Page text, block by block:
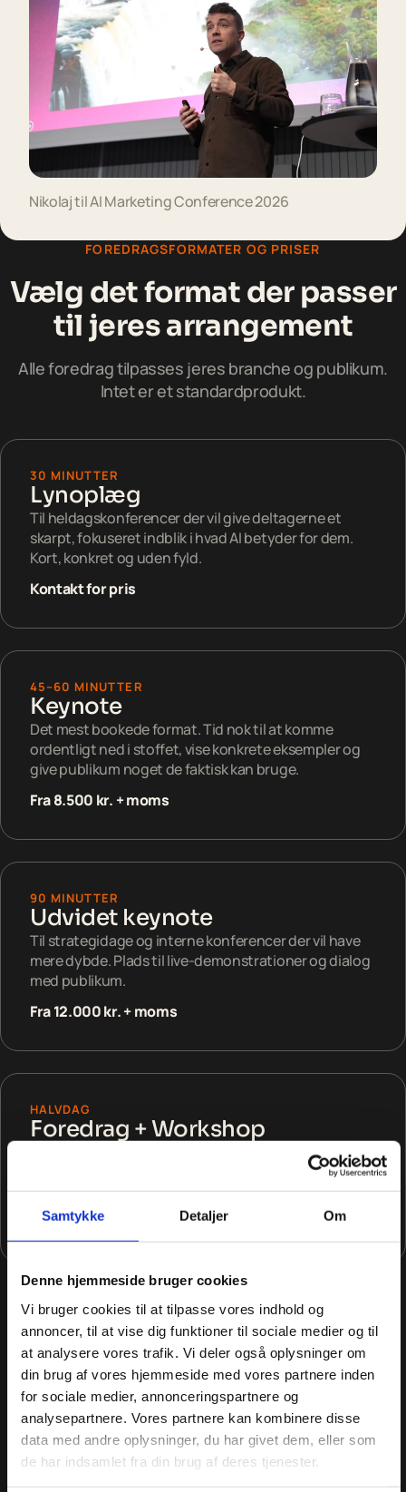
Samtykke Detaljer Om
Denne hjemmeside bruger cookies
Vi bruger cookies til at tilpasse vores indhold og
annoncer, til at vise dig funktioner til sociale medier og til
at analysere vores trafik. Vi deler også oplysninger om
din brug af vores hjemmeside med vores partnere inden
for sociale medier, annonceringspartnere og
analysepartnere. Vores partnere kan kombinere disse
data med andre oplysninger, du har givet dem, eller som
de har indsamlet fra din brug af deres tjenester.
Nikolaj til AI Marketing Conference 2026
FOREDRAGSFORMATER OG PRISER
Vælg det format der passer
til jeres arrangement
Alle foredrag tilpasses jeres branche og publikum.
Intet er et standardprodukt.
30 MINUTTER
Lynoplæg
Til heldagskonferencer der vil give deltagerne et
skarpt, fokuseret indblik i hvad AI betyder for dem.
Kort, konkret og uden fyld.
Kontakt for pris
45–60 MINUTTER
Keynote
Det mest bookede format. Tid nok til at komme
ordentligt ned i stoffet, vise konkrete eksempler og
give publikum noget de faktisk kan bruge.
Fra 8.500 kr. + moms
90 MINUTTER
Udvidet keynote
Til strategidage og interne konferencer der vil have
mere dybde. Plads til live-demonstrationer og dialog
med publikum.
Fra 12.000 kr. + moms
HALVDAG
Foredrag + Workshop
Foredraget åbner perspektivet. Workshoppen
omsætter det til praksis. Deltagerne går hjem med
konkrete værktøjer de kan bruge med det samme.
Fra 15.000 kr. + moms
Alle priser ekskl. transport og eventuel overnatning. Kontakt
mig for et tilbud tilpasset jeres arrangement.
Book foredrag
B
B
o
o
o
o
k
k
f
f
o
o
r
r
e
e
d
d
r
r
a
a
g
g
AKTUELLE FOREDRAG
Hvad vil I have jeres
publikum til at forstå?